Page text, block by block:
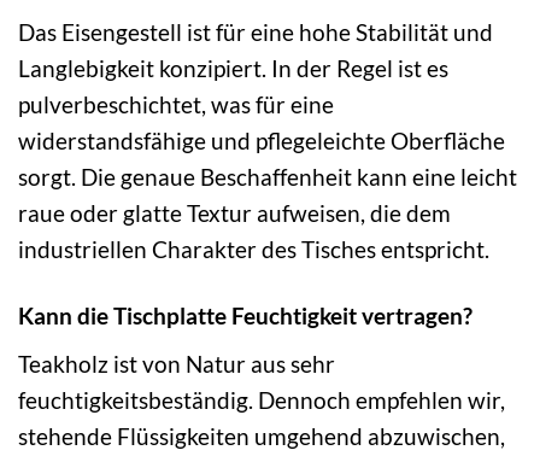
Das Eisengestell ist für eine hohe Stabilität und
Langlebigkeit konzipiert. In der Regel ist es
pulverbeschichtet, was für eine
widerstandsfähige und pflegeleichte Oberfläche
sorgt. Die genaue Beschaffenheit kann eine leicht
raue oder glatte Textur aufweisen, die dem
industriellen Charakter des Tisches entspricht.
Kann die Tischplatte Feuchtigkeit vertragen?
Teakholz ist von Natur aus sehr
feuchtigkeitsbeständig. Dennoch empfehlen wir,
stehende Flüssigkeiten umgehend abzuwischen,